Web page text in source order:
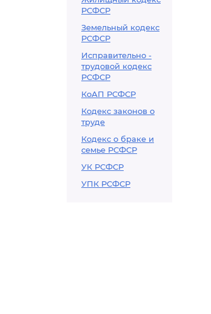
РСФСР
Земельный кодекс
РСФСР
Исправительно -
трудовой кодекс
РСФСР
КоАП РСФСР
Кодекс законов о
труде
Кодекс о браке и
семье РСФСР
УК РСФСР
УПК РСФСР